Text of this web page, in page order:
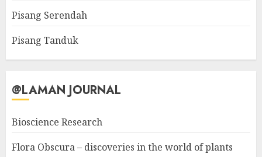
Pisang Serendah
Pisang Tanduk
@LAMAN JOURNAL
Bioscience Research
Flora Obscura – discoveries in the world of plants